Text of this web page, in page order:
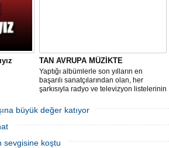
TAN AVRUPA MÜZİKTE
Yaptığı albümlerle son yılların en
başarılı sanatçılarından olan, her
şarkısıyla radyo ve televizyon listelerinin
kitlesini her geçen gün artıran Tan yeni
albümleri için Avrupa Müzik'le anlaşma
imzaladı.
büyük değer katıyor
sevgisine koştu